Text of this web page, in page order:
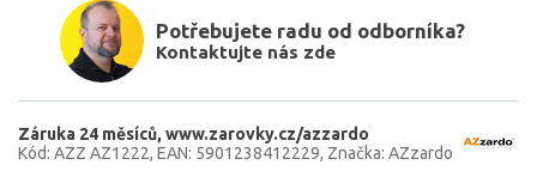
Potřebujete radu od odborníka?
Kontaktujte nás zde
Záruka 24 měsíců www.zarovky.cz/azzardo
Kód: AZZ AZ1222 EAN: 5901238412229 Značka: AZzardo